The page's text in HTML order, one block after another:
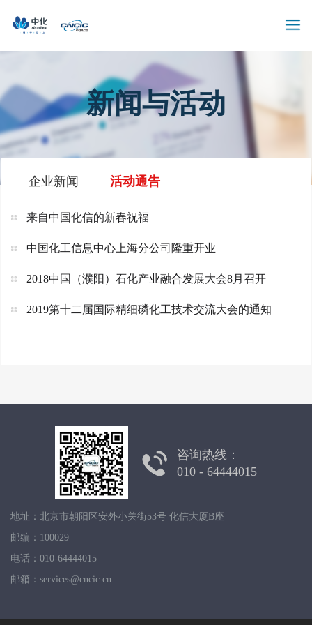
新闻与活动
企业新闻 活动通告
来自中国化信的新春祝福
中国化工信息中心上海分公司隆重开业
2018中国（濮阳）石化产业融合发展大会8月召开
2019第十二届国际精细磷化工技术交流大会的通知
咨询热线：
010 - 64444015
地址：北京市朝阳区安外小关街53号 化信大厦B座
邮编：100029
电话：010-64444015
邮箱：services@cncic.cn